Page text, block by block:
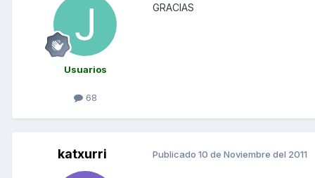
Usuarios
68
GRACIAS
katxurri Publicado 10 de Noviembre del 2011